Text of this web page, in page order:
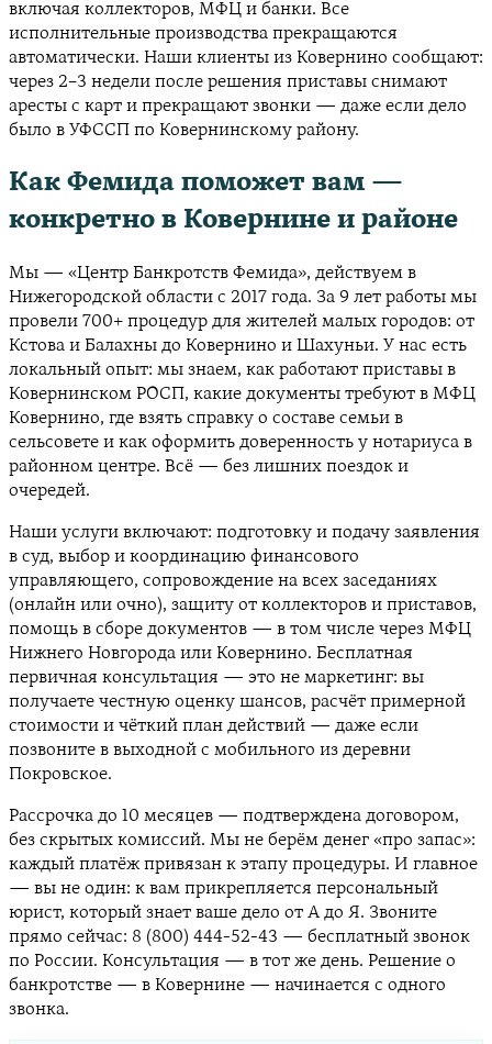
включая коллекторов, МФЦ и банки. Все
исполнительные производства прекращаются
автоматически. Наши клиенты из Ковернино сообщают:
через 2–3 недели после решения приставы снимают
аресты с карт и прекращают звонки — даже если дело
было в УФССП по Ковернинскому району.
Как Фемида поможет вам —
конкретно в Ковернине и районе
Мы — «Центр Банкротств Фемида», действуем в
Нижегородской области с 2017 года. За 9 лет работы мы
провели 700+ процедур для жителей малых городов: от
Кстова и Балахны до Ковернино и Шахуньи. У нас есть
локальный опыт: мы знаем, как работают приставы в
Ковернинском РОСП, какие документы требуют в МФЦ
Ковернино, где взять справку о составе семьи в
сельсовете и как оформить доверенность у нотариуса в
районном центре. Всё — без лишних поездок и
очередей.
Наши услуги включают: подготовку и подачу заявления
в суд, выбор и координацию финансового
управляющего, сопровождение на всех заседаниях
(онлайн или очно), защиту от коллекторов и приставов,
помощь в сборе документов — в том числе через МФЦ
Нижнего Новгорода или Ковернино. Бесплатная
первичная консультация — это не маркетинг: вы
получаете честную оценку шансов, расчёт примерной
стоимости и чёткий план действий — даже если
позвоните в выходной с мобильного из деревни
Покровское.
Рассрочка до 10 месяцев — подтверждена договором,
без скрытых комиссий. Мы не берём денег «про запас»:
каждый платёж привязан к этапу процедуры. И главное
— вы не один: к вам прикрепляется персональный
юрист, который знает ваше дело от А до Я. Звоните
прямо сейчас: 8 (800) 444-52-43 — бесплатный звонок
по России. Консультация — в тот же день. Решение о
банкротстве — в Ковернине — начинается с одного
звонка.